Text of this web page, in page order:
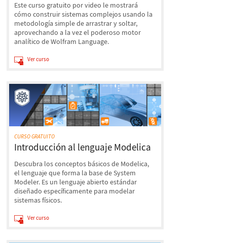
Este curso gratuito por video le mostrará
cómo construir sistemas complejos usando la
metodología simple de arrastrar y soltar,
aprovechando a la vez el poderoso motor
analítico de Wolfram Language.
Ver curso
CURSO GRATUITO
Introducción al lenguaje Modelica
Descubra los conceptos básicos de Modelica,
el lenguaje que forma la base de System
Modeler. Es un lenguaje abierto estándar
diseñado específicamente para modelar
sistemas físicos.
Ver curso